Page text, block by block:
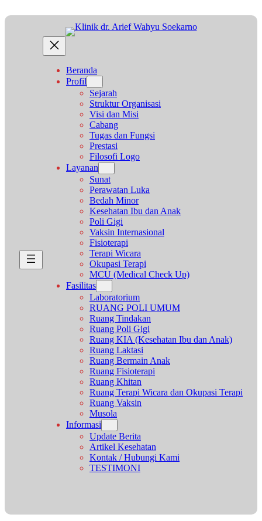
ke
Beranda
Profil
Sejarah
Struktur Organisasi
Visi dan Misi
Cabang
Tugas dan Fungsi
Prestasi
Filosofi Logo
Layanan
Sunat
Perawatan Luka
Bedah Minor
Kesehatan Ibu dan Anak
Poli Gigi
Vaksin Internasional
Fisioterapi
Terapi Wicara
Okupasi Terapi
MCU (Medical Check Up)
Fasilitas
Laboratorium
RUANG POLI UMUM
Ruang Tindakan
Ruang Poli Gigi
Ruang KIA (Kesehatan Ibu dan Anak)
Ruang Laktasi
Ruang Bermain Anak
Ruang Fisioterapi
Ruang Khitan
Ruang Terapi Wicara dan Okupasi Terapi
Ruang Vaksin
Musola
Informasi
Update Berita
Artikel Kesehatan
Kontak / Hubungi Kami
TESTIMONI